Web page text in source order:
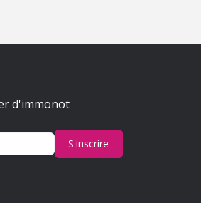
d'immonot
S'inscrire